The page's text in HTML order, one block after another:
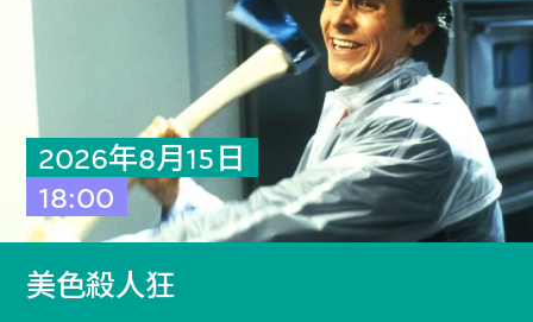
2026年8月15日
18:00
美色殺人狂